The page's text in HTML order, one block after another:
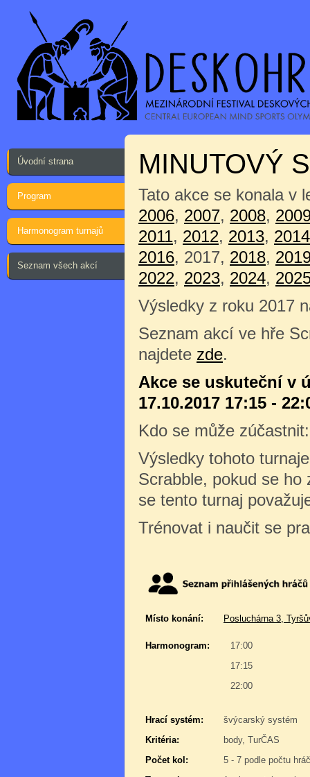
Úvodní strana
Program
Harmonogram turnajů
Seznam všech akcí
MINUTOVÝ
Tato akce se konala v
2006, 2007, 2008,
2011, 2012, 2013, 2014
2016, 2017, 2018,
2022, 2023, 2024,
Výsledky z roku 2017
Seznam akcí ve hře
najdete zde.
Akce se uskuteční v
17.10.2017 17:15 -
Kdo se může
Výsledky tohoto
Scrabble, pokud se
se tento turnaj
Trénovat i naučit se
Místo konání: Posluchárna 3,
Harmonogram:
17:00
17:15
22:00
Hrací systém:
švýcarský systém
Kritéria:
body, TurČAS
Počet kol:
5 - 7 podle počtu